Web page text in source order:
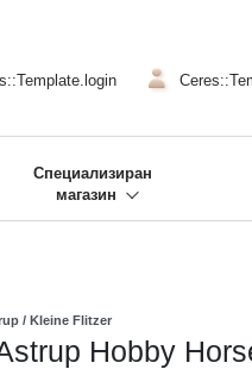
Специализиран
магазин
/ Kleine Flitzer
Hobby